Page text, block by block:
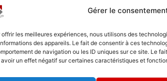
Gérer le
offrir les meilleures expériences, nous utilisons des
des appareils. Le fait de consentir à ces
de navigation ou les ID uniques sur ce site. Le
avoir un effet négatif sur certaines caractéristiques et
d'utilisation
Légales
Cookies